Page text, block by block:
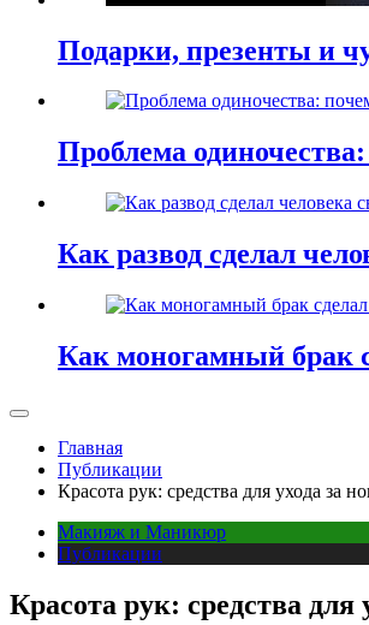
Подарки, презенты и
Проблема
Как развод сделал
Как моногамный брак
Главная
Публикации
Красота рук: средства для ухода за
Макияж и Маникюр
Публикации
Красота рук: средства для